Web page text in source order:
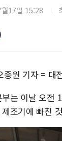
17일 15:28
원 기자 = 대
는 이날 오전
조기에 빠진